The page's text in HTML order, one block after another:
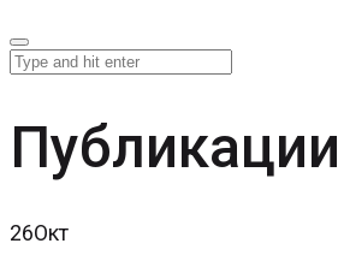
Публикации
26Окт